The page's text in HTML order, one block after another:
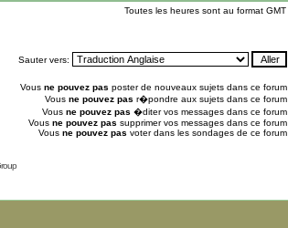
Toutes les heures sont au format GMT
Sauter vers:
Vous ne pouvez pas poster de nouveaux sujets dans ce forum
Vous ne pouvez pas r�pondre aux sujets dans ce forum
Vous ne pouvez pas �diter vos messages dans ce forum
Vous ne pouvez pas supprimer vos messages dans ce forum
Vous ne pouvez pas voter dans les sondages de ce forum